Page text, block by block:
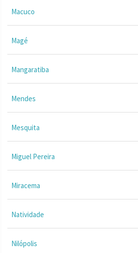
Macuco
Magé
Mangaratiba
Mendes
Mesquita
Miguel Pereira
Miracema
Natividade
Nilópolis